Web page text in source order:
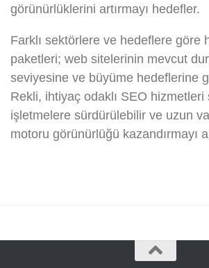
görünürlüklerini artırmayı hedefler.
Farklı sektörlere ve hedeflere göre
paketleri; web sitelerinin mevcut
seviyesine ve büyüme hedeflerine
Rekli, ihtiyaç odaklı SEO hizmetleri
işletmelere sürdürülebilir ve uzun
motoru görünürlüğü kazandırmayı